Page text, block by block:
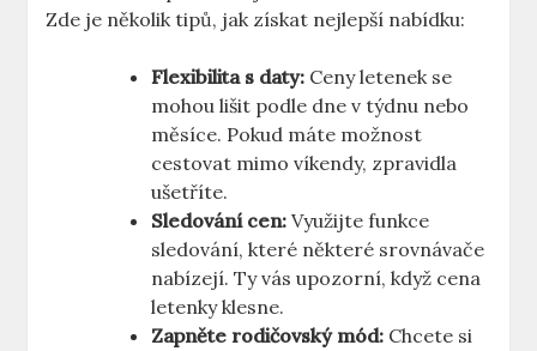
Zde je několik tipů, jak získat nejlepší nabídku:
Flexibilita s daty: Ceny letenek se
mohou lišit podle dne v týdnu nebo
měsíce. Pokud máte možnost
cestovat mimo víkendy, zpravidla
ušetříte.
Sledování cen: Využijte funkce
sledování, které některé srovnávače
nabízejí. Ty vás upozorní, když cena
letenky klesne.
Zapněte rodičovský mód: Chcete si